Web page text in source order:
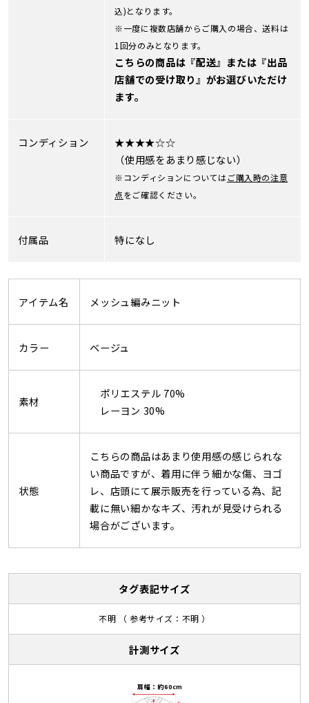
込)となります。
※一度に複数店舗からご購入の場合、送料は
1回分のみとなります。
こちらの商品は『配送』または『出品
店舗での受け取り』がお選びいただけ
ます。
コンディション
★★★★☆☆
（使用感をあまり感じない）
※コンディションについてはご購入時の注意
点をご確認ください。
付属品 特になし
アイテム名 メッシュ編みニット
カラー ベージュ
素材
ポリエステル 70%
レーヨン 30%
状態
こちらの商品はあまり使用感の感じられな
い商品ですが、着用に伴う細かな傷、ヨゴ
レ、店頭にて展示販売を行っている為、記
載に無い細かなキズ、汚れが見受けられる
場合がございます。
タグ表記サイズ
不明 （ 参考サイズ：不明 ）
計測サイズ
肩幅：約60cm